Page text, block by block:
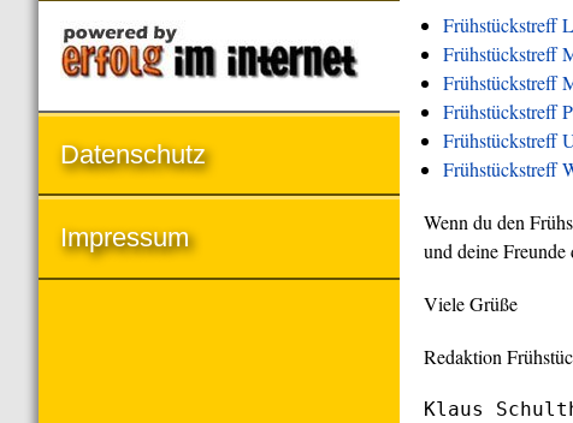
Frühstückstreff
Frühstückstreff
Frühstückstreff
Frühstückstreff
Frühstückstreff
Frühstückstreff
Wenn du den
und deine Freunde
Viele Grüße
Redaktion
Klaus
Datenschutz
Impressum